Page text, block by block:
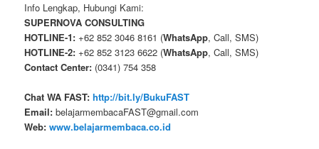
Info Lengkap, Hubungi Kami:
SUPERNOVA CONSULTING
HOTLINE-1: +62 852 3046 8161 (WhatsApp, Call, SMS)
HOTLINE-2: +62 852 3123 6622 (WhatsApp, Call, SMS)
Contact Center: (0341) 754 358
Chat WA FAST: http://bit.ly/BukuFAST
Email: belajarmembacaFAST@gmail.com
Web: www.belajarmembaca.co.id